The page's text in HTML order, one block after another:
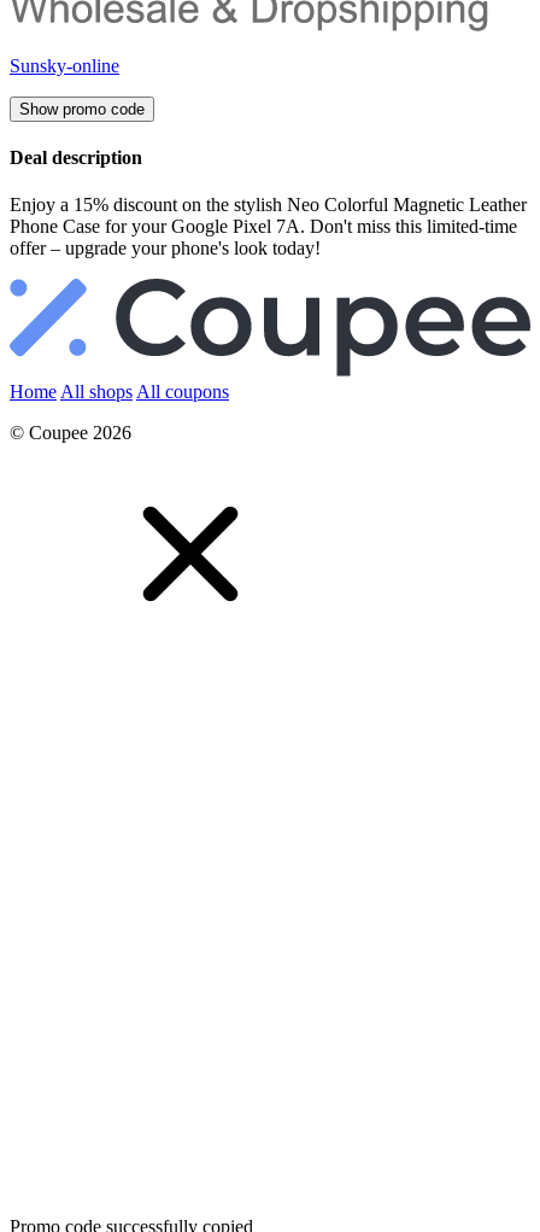
Sunsky-online
Show promo code
Deal description
Enjoy a 15% discount on the stylish Neo Colorful Magnetic Leather
Phone Case for your Google Pixel 7A. Don't miss this limited-time
offer – upgrade your phone's look today!
Home All shops All coupons
© Coupee 2026
Promo code successfully copied